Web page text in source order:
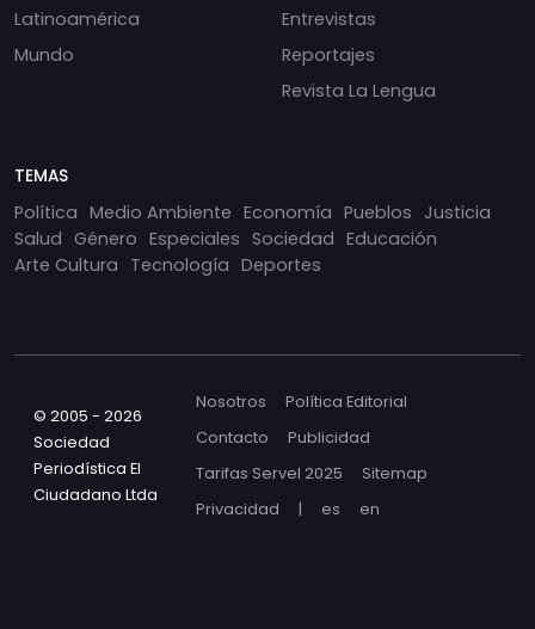
Latinoamérica
Mundo
Entrevistas
Reportajes
Revista La Lengua
TEMAS
Política Medio Ambiente Economía Pueblos Justicia
Salud Género Especiales Sociedad Educación
Arte Cultura Tecnología Deportes
© 2005 - 2026
Sociedad
Periodística El
Ciudadano Ltda
Nosotros
Política Editorial
Contacto
Publicidad
Tarifas Servel 2025
Sitemap
Privacidad
| es en